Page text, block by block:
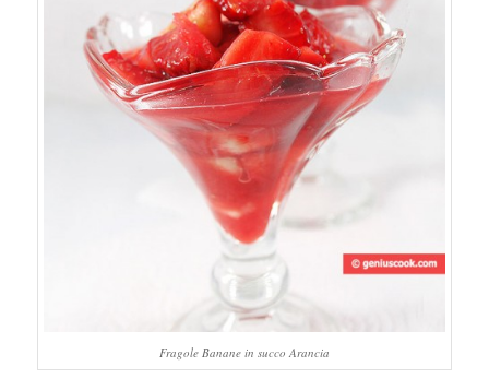
Fragole Banane in succo Arancia